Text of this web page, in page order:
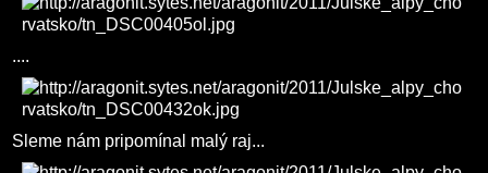
....
Sleme nám pripomínal malý raj...